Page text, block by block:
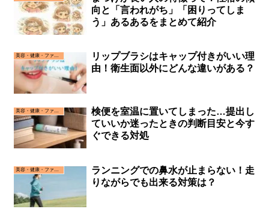
向と「言われがち」「困りってしま
う」あるあるをまとめて紹介
美容・健康・ファッション
リップブラシはキャップ付きがいい理
由！衛生面以外にどんな違いがある？
美容・健康・ファッション
検便を室温に置いてしまった…提出し
ていいか迷ったときの判断目安と今す
ぐできる対処
ランニングでの鼻水が止まらない！走
りながらでも出来る対策は？